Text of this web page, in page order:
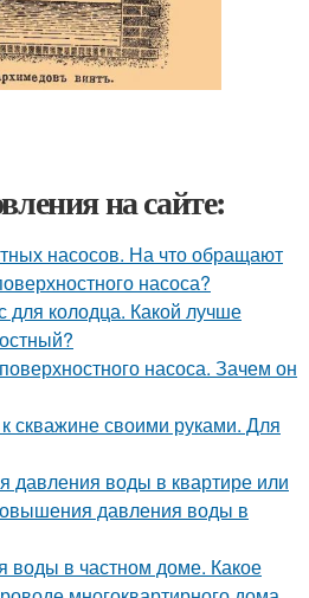
на сайте:
насосов. На что обращают
насоса?
для колодца. Какой лучше
насоса. Зачем он
скважине своими руками. Для
давления воды в квартире или
давления воды в
в частном доме. Какое